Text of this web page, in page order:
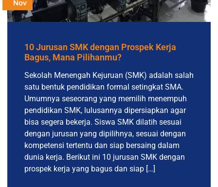
Nov
10 Jurusan SMK dengan Prospek Kerja
Bagus, Mana Pilihanmu?
Sekolah Menengah Kejuruan (SMK) adalah salah
satu bentuk pendidikan formal setingkat SMA.
Umumnya seseorang yang memilih menempuh
pendidikan SMK, lulusannya dipersiapkan agar
bisa segera bekerja. Siswa SMK dilatih sesuai
dengan jurusan yang dipilihnya, sesuai dengan
kompetensi tertentu dan siap bersaing dalam
dunia kerja. Berikut ini 10 jurusan SMK dengan
prospek kerja yang bagus dan siap […]